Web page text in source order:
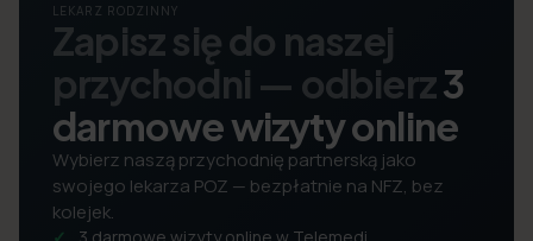
LEKARZ RODZINNY
Zapisz się do naszej
przychodni — odbierz3
darmowe wizyty online
Wybierz naszą przychodnię partnerską jako
swojego lekarza POZ — bezpłatnie na NFZ, bez
kolejek.